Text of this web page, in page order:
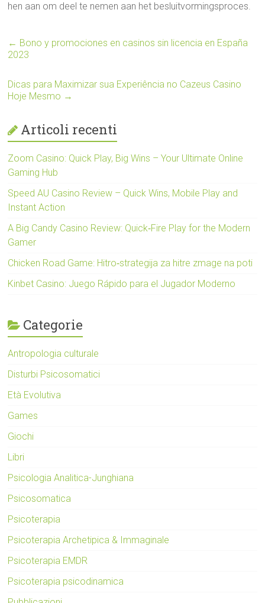
hen aan om deel te nemen aan het besluitvormingsproces.
← Bono y promociones en casinos sin licencia en España
2023
Dicas para Maximizar sua Experiência no Cazeus Casino
Hoje Mesmo →
Articoli recenti
Zoom Casino: Quick Play, Big Wins – Your Ultimate Online
Gaming Hub
Speed AU Casino Review – Quick Wins, Mobile Play and
Instant Action
A Big Candy Casino Review: Quick‑Fire Play for the Modern
Gamer
Chicken Road Game: Hitro‑strategija za hitre zmage na poti
Kinbet Casino: Juego Rápido para el Jugador Moderno
Categorie
Antropologia culturale
Disturbi Psicosomatici
Età Evolutiva
Games
Giochi
Libri
Psicologia Analitica-Junghiana
Psicosomatica
Psicoterapia
Psicoterapia Archetipica & Immaginale
Psicoterapia EMDR
Psicoterapia psicodinamica